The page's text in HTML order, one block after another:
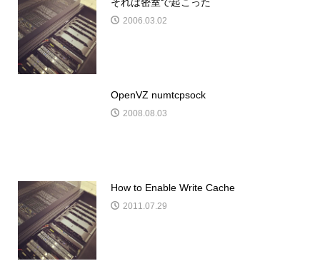
それは密室で起こった
2006.03.02
OpenVZ numtcpsock
2008.08.03
How to Enable Write Cache
2011.07.29